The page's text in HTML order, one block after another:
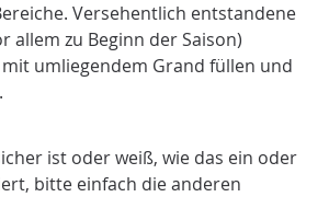
Versehentlich entstandene
allem zu Beginn der Saison)
umliegendem Grand füllen und
ist oder weiß, wie das ein oder
bitte einfach die anderen